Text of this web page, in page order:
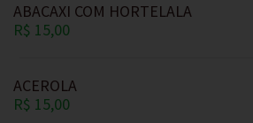
ABACAXI COM HORTELALA
R$ 15,00
ACEROLA
R$ 15,00